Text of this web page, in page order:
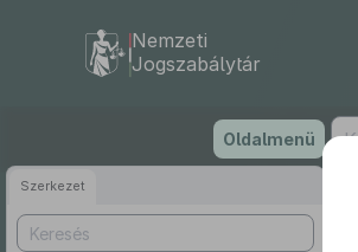
tartalomra
Nemzeti
Jogszabálytár
Oldalmenü
Szerkezet